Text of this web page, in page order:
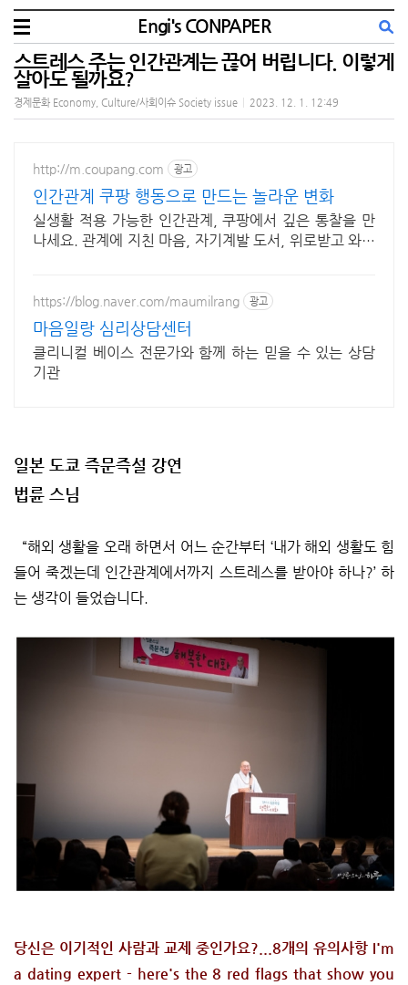
Engi's CONPAPER
스트레스 주는 인간관계는 끊어 버립니다. 이렇게
살아도 될까요?
경제문화 Economy, Culture/사회이슈 Society issue 2023. 12. 1. 12:49
http://m.coupang.com 광고
인간관계 쿠팡 행동으로 만드는 놀라운 변화
실생활 적용 가능한 인간관계, 쿠팡에서 깊은 통찰을 만
나세요. 관계에 지친 마음, 자기계발 도서, 위로받고 와우
https://blog.naver.com/maumilrang 광고
마음일랑 심리상담센터
클리니컬 베이스 전문가와 함께 하는 믿을 수 있는 상담
기관
일본 도쿄 즉문즉설 강연
법륜 스님
“해외 생활을 오래 하면서 어느 순간부터 ‘내가 해외 생활도 힘
들어 죽겠는데 인간관계에서까지 스트레스를 받아야 하나?’ 하
는 생각이 들었습니다.
당신은 이기적인 사람과 교제 중인가요?...8개의 유의사항 I'm
a dating expert - here's the 8 red flags that show you